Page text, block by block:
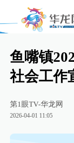
鱼嘴镇
社会工作
第1眼TV-华龙网
2026-04-01 11:05